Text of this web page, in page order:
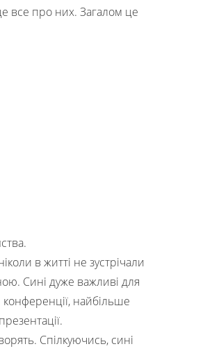
все про них. Загалом це
в житті не зустрічали
Сині дуже важливі для
найбільше
Спілкуючись, сині